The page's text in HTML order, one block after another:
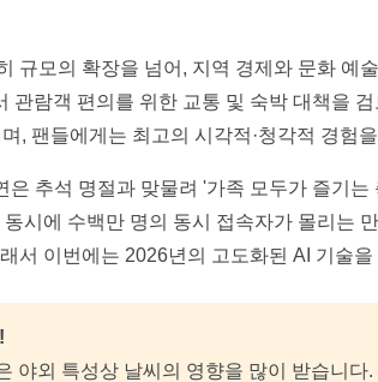
규모의 확장을 넘어, 지역 경제와 문화 예
관람객 편의를 위한 교통 및 숙박 대책을
, 팬들에게는 최고의 시각적·청각적 경험
은 추석 명절과 맞물려 '가족 모두가 즐기
시에 수백만 명의 동시 접속자가 몰리는
서 이번에는 2026년의 고도화된 AI 기술
야외 특성상 날씨의 영향을 많이 받습니